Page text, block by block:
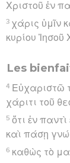
Χριστοῦ ἐν
3 χάρις ὑμῖν
κυρίου Ἰησοῦ
Les
4 Εὐχαριστῶ
χάριτι τοῦ
5 ὅτι ἐν
καὶ πάσῃ
6 καθὼς τὸ